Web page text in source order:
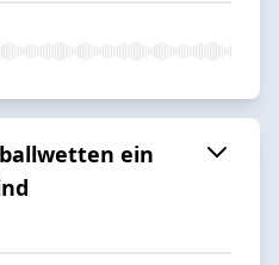
ein